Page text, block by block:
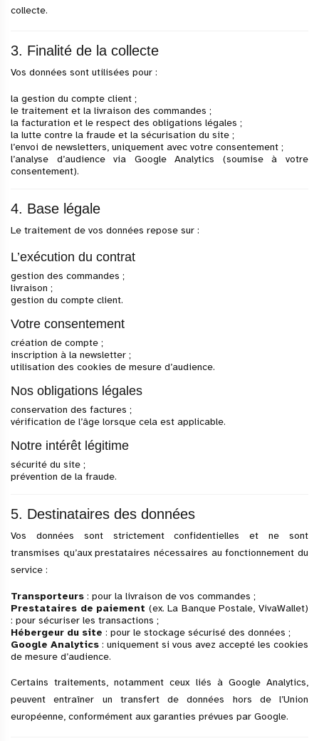
collecte.
3. Finalité de la collecte
Vos données sont utilisées pour :
la gestion du compte client ;
le traitement et la livraison des commandes ;
la facturation et le respect des obligations légales ;
la lutte contre la fraude et la sécurisation du site ;
l’envoi de newsletters, uniquement avec votre consentement ;
l’analyse d’audience via Google Analytics (soumise à votre
consentement).
4. Base légale
Le traitement de vos données repose sur :
L’exécution du contrat
gestion des commandes ;
livraison ;
gestion du compte client.
Votre consentement
création de compte ;
inscription à la newsletter ;
utilisation des cookies de mesure d’audience.
Nos obligations légales
conservation des factures ;
vérification de l’âge lorsque cela est applicable.
Notre intérêt légitime
sécurité du site ;
prévention de la fraude.
5. Destinataires des données
Vos données sont strictement confidentielles et ne sont
transmises qu’aux prestataires nécessaires au fonctionnement du
service :
Transporteurs : pour la livraison de vos commandes ;
Prestataires de paiement (ex. La Banque Postale, VivaWallet)
: pour sécuriser les transactions ;
Hébergeur du site : pour le stockage sécurisé des données ;
Google Analytics : uniquement si vous avez accepté les cookies
de mesure d’audience.
Certains traitements, notamment ceux liés à Google Analytics,
peuvent entraîner un transfert de données hors de l’Union
européenne, conformément aux garanties prévues par Google.